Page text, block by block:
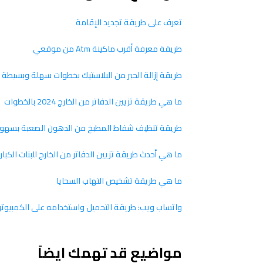
تعرف على طريقة تجديد الإقامة
طريقة معرفة أقرب ماكينة Atm من موقعي
طريقة إزالة الحبر من البلاستيك بخطوات سهلة وبسيطة
ما هي طريقة تزيين الدفاتر من الخارج 2024 بالخطوات
طريقة تنظيف شفاط المطبخ من الدهون الصعبة
ما هي أحدث طريقة تزيين الدفاتر من الخارج للبنات الكبار 2024
ما هي طريقة تشخيص التهاب السحايا
واتساب ويب: طريقة التحميل واستخدامه على الكمبيوتر
مواضيع قد تهمك ايضاً